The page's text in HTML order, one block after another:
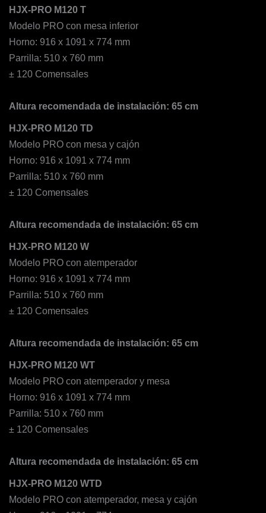
HJX-PRO M120 T
Modelo PRO con mesa inferior
Horno: 916 x 1091 x 774 mm
Parrilla: 510 x 760 mm
± 120 Comensales
Altura recomendada de instalación: 65 cm
HJX-PRO M120 TD
Modelo PRO con mesa y cajón
Horno: 916 x 1091 x 774 mm
Parrilla: 510 x 760 mm
± 120 Comensales
Altura recomendada de instalación: 65 cm
HJX-PRO M120 W
Modelo PRO con atemperador
Horno: 916 x 1091 x 774 mm
Parrilla: 510 x 760 mm
± 120 Comensales
Altura recomendada de instalación: 65 cm
HJX-PRO M120 WT
Modelo PRO con atemperador y mesa
Horno: 916 x 1091 x 774 mm
Parrilla: 510 x 760 mm
± 120 Comensales
Altura recomendada de instalación: 65 cm
HJX-PRO M120 WTD
Modelo PRO con atemperador, mesa y cajón